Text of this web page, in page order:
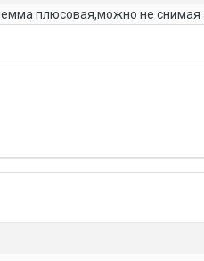
плюсовая,можно не снимая